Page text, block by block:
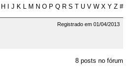
H J K L M N O P Q R S T U V W X Y Z #
Registrado em 01/04/2013
8 posts no fórum